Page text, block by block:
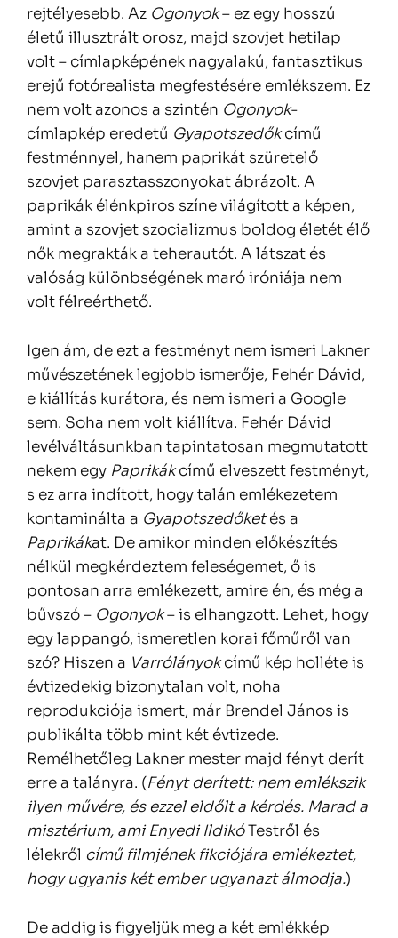
rejtélyesebb. Az Ogonyok– ez egy hosszú
életű illusztrált orosz, majd szovjet hetilap
volt – címlapképének nagyalakú, fantasztikus
erejű fotórealista megfestésére emlékszem. Ez
nem volt azonos a szintén Ogonyok-
címlapkép eredetű Gyapotszedőkcímű
festménnyel, hanem paprikát szüretelő
szovjet parasztasszonyokat ábrázolt. A
paprikák élénkpiros színe világított a képen,
amint a szovjet szocializmus boldog életét élő
nők megrakták a teherautót. A látszat és
valóság különbségének maró iróniája nem
volt félreérthető.
Igen ám, de ezt a festményt nem ismeri Lakner
művészetének legjobb ismerője, Fehér Dávid,
e kiállítás kurátora, és nem ismeri a Google
sem. Soha nem volt kiállítva. Fehér Dávid
levélváltásunkban tapintatosan megmutatott
nekem egy Paprikákcímű elveszett festményt,
s ez arra indított, hogy talán emlékezetem
kontaminálta a Gyapotszedőketés a
Paprikákat. De amikor minden előkészítés
nélkül megkérdeztem feleségemet, ő is
pontosan arra emlékezett, amire én, és még a
bűvszó – Ogonyok– is elhangzott. Lehet, hogy
egy lappangó, ismeretlen korai főműről van
szó? Hiszen a Varrólányokcímű kép holléte is
évtizedekig bizonytalan volt, noha
reprodukciója ismert, már Brendel János is
publikálta több mint két évtizede.
Remélhetőleg Lakner mester majd fényt derít
erre a talányra. (Fényt derített: nem emlékszik
ilyen művére, és ezzel eldőlt a kérdés. Marad a
misztérium, ami Enyedi IldikóTestről és
lélekről című filmjének fikciójára emlékeztet,
hogy ugyanis két ember ugyanazt álmodja.)
De addig is figyeljük meg a két emlékkép